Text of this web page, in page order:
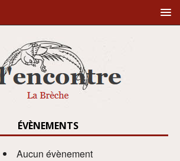
ÉVÈNEMENTS
Aucun évènement